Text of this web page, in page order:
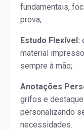
fundamentais,
prova;
Estudo Flexível:
material
sempre à mão;
Anotações
grifos e
personalizando
necessidades.